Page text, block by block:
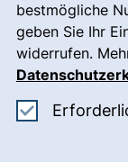
bestmögliche
geben Sie Ihr
widerrufen.